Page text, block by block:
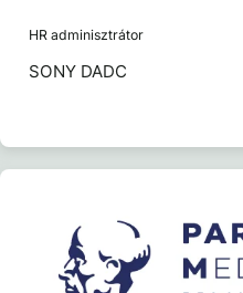
HR adminisztrátor
SONY DADC